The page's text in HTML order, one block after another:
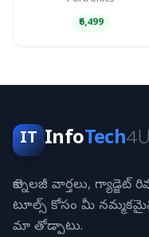
₹6,499
IT InfoTech4U
టెక్నాలజీ వార్తలు,
టూల్స్ కోసం మీ
మా తోడ్పాటు.